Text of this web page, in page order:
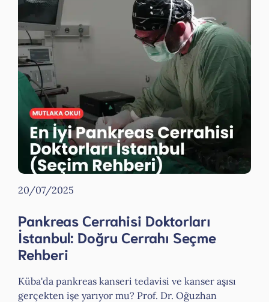
20/07/2025
Pankreas Cerrahisi Doktorları
İstanbul: Doğru Cerrahı Seçme
Rehberi
Küba'da pankreas kanseri tedavisi ve kanser aşısı
gerçekten işe yarıyor mu? Prof. Dr. Oğuzhan